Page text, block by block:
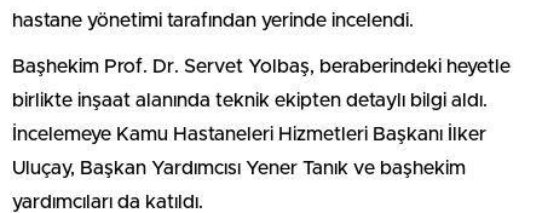
hastane yönetimi tarafından yerinde incelendi.
Başhekim Prof. Dr. Servet Yolbaş, beraberindeki heyetle
birlikte inşaat alanında teknik ekipten detaylı bilgi aldı.
İncelemeye Kamu Hastaneleri Hizmetleri Başkanı İlker
Uluçay, Başkan Yardımcısı Yener Tanık ve başhekim
yardımcıları da katıldı.